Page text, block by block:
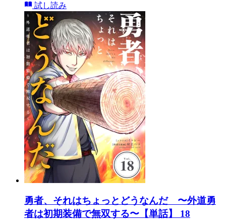
試し読み
勇者、それはちょっとどうなんだ 〜外道勇
者は初期装備で無双する〜【単話】 18